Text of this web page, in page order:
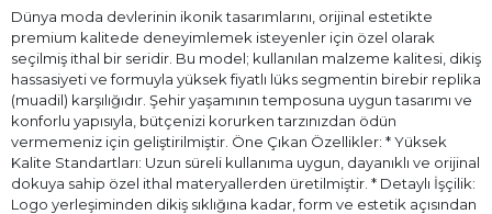
Dünya moda devlerinin ikonik tasarımlarını, orijinal estetikte
premium kalitede deneyimlemek isteyenler için özel olarak
seçilmiş ithal bir seridir. Bu model; kullanılan malzeme kalitesi, dikiş
hassasiyeti ve formuyla yüksek fiyatlı lüks segmentin birebir replika
(muadil) karşılığıdır. Şehir yaşamının temposuna uygun tasarımı ve
konforlu yapısıyla, bütçenizi korurken tarzınızdan ödün
vermemeniz için geliştirilmiştir. Öne Çıkan Özellikler: * Yüksek
Kalite Standartları: Uzun süreli kullanıma uygun, dayanıklı ve orijinal
dokuya sahip özel ithal materyallerden üretilmiştir. * Detaylı İşçilik:
Logo yerleşiminden dikiş sıklığına kadar, form ve estetik açısından